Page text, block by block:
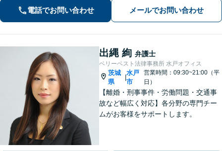
幅広く対応します【初回相談無料】
【土日祝対応可】
電話でお問い合わせ メールでお問い合わせ
出縄 絢 弁護士
ベリーベスト法律事務所 水戸オフィス
茨城
県
|
水戸
市
営業時間：09:30~21:00（平
日）
【離婚・刑事事件・労働問題・交通事
故など幅広く対応】各分野の専門チー
ムがお客様をサポートします。